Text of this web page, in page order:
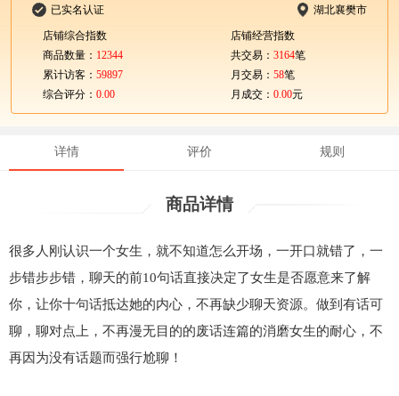
已实名认证 湖北襄樊市
店铺综合指数
商品数量： 12344
累计访客： 59897
综合评分： 0.00
店铺经营指数
共交易： 3164笔
月交易： 58笔
月成交： 0.00元
详情 评价 规则
商品详情
很多人刚认识一个女生，就不知道怎么开场，一开口就错了，一
步错步步错，聊天的前10句话直接决定了女生是否愿意来了解
你，让你十句话抵达她的内心，不再缺少聊天资源。做到有话可
聊，聊对点上，不再漫无目的的废话连篇的消磨女生的耐心，不
再因为没有话题而强行尬聊！